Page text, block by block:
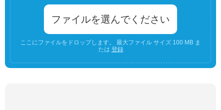
ファイルを選んでください
ここにファイルをドロップします。 最大ファイル サイズ 100 MB ま
たは 登録